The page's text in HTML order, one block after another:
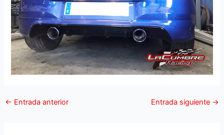
← Entrada anterior Entrada siguiente →